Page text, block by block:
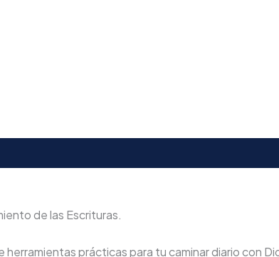
de las Escrituras.
prácticas para tu caminar diario con